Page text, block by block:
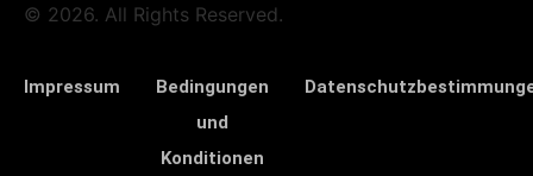
© 2026. All Rights Reserved.
Impressum
Bedingungen
und
Konditionen